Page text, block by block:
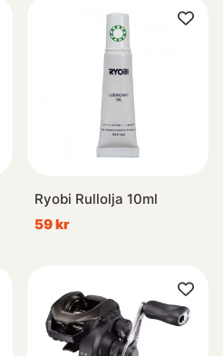
Ryobi Rullolja 10ml
59 kr